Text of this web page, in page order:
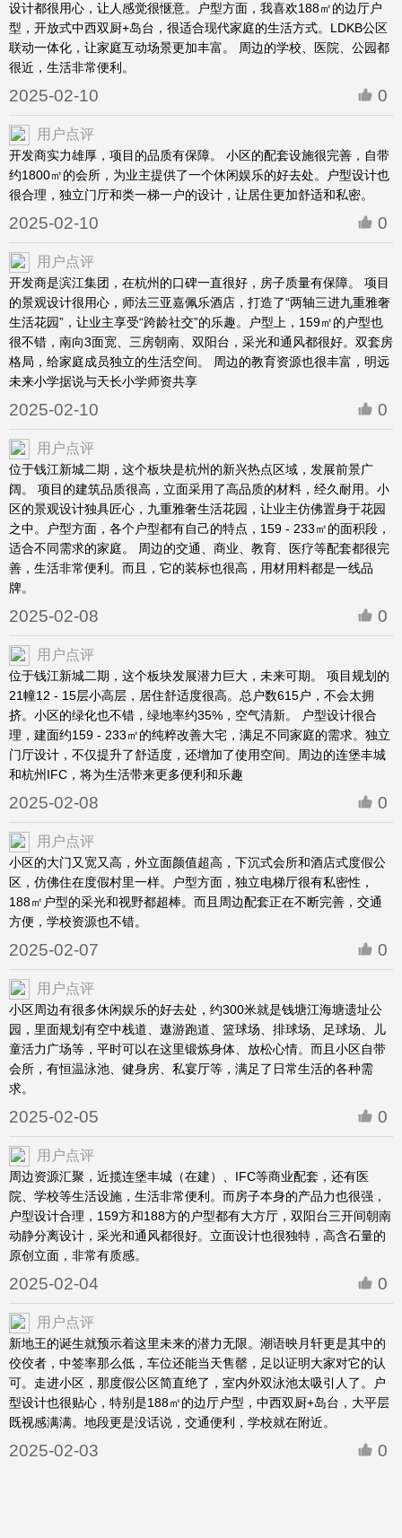
设计都很用心，让人感觉很惬意。户型方面，我喜欢188㎡的边厅户
型，开放式中西双厨+岛台，很适合现代家庭的生活方式。LDKB公区
联动一体化，让家庭互动场景更加丰富。 周边的学校、医院、公园都
很近，生活非常便利。
2025-02-10 0
用户点评
开发商实力雄厚，项目的品质有保障。 小区的配套设施很完善，自带
约1800㎡的会所，为业主提供了一个休闲娱乐的好去处。户型设计也
很合理，独立门厅和类一梯一户的设计，让居住更加舒适和私密。
2025-02-10 0
用户点评
开发商是滨江集团，在杭州的口碑一直很好，房子质量有保障。 项目
的景观设计很用心，师法三亚嘉佩乐酒店，打造了“两轴三进九重雅奢
生活花园”，让业主享受“跨龄社交”的乐趣。户型上，159㎡的户型也
很不错，南向3面宽、三房朝南、双阳台，采光和通风都很好。双套房
格局，给家庭成员独立的生活空间。 周边的教育资源也很丰富，明远
未来小学据说与天长小学师资共享
2025-02-10 0
用户点评
位于钱江新城二期，这个板块是杭州的新兴热点区域，发展前景广
阔。 项目的建筑品质很高，立面采用了高品质的材料，经久耐用。小
区的景观设计独具匠心，九重雅奢生活花园，让业主仿佛置身于花园
之中。户型方面，各个户型都有自己的特点，159 - 233㎡的面积段，
适合不同需求的家庭。 周边的交通、商业、教育、医疗等配套都很完
善，生活非常便利。而且，它的装标也很高，用材用料都是一线品
牌。
2025-02-08 0
用户点评
位于钱江新城二期，这个板块发展潜力巨大，未来可期。 项目规划的
21幢12 - 15层小高层，居住舒适度很高。总户数615户，不会太拥
挤。小区的绿化也不错，绿地率约35%，空气清新。 户型设计很合
理，建面约159 - 233㎡的纯粹改善大宅，满足不同家庭的需求。独立
门厅设计，不仅提升了舒适度，还增加了使用空间。周边的连堡丰城
和杭州IFC，将为生活带来更多便利和乐趣
2025-02-08 0
用户点评
小区的大门又宽又高，外立面颜值超高，下沉式会所和酒店式度假公
区，仿佛住在度假村里一样。户型方面，独立电梯厅很有私密性，
188㎡户型的采光和视野都超棒。而且周边配套正在不断完善，交通
方便，学校资源也不错。
2025-02-07 0
用户点评
小区周边有很多休闲娱乐的好去处，约300米就是钱塘江海塘遗址公
园，里面规划有空中栈道、遨游跑道、篮球场、排球场、足球场、儿
童活力广场等，平时可以在这里锻炼身体、放松心情。而且小区自带
会所，有恒温泳池、健身房、私宴厅等，满足了日常生活的各种需
求。
2025-02-05 0
用户点评
周边资源汇聚，近揽连堡丰城（在建）、IFC等商业配套，还有医
院、学校等生活设施，生活非常便利。而房子本身的产品力也很强，
户型设计合理，159方和188方的户型都有大方厅，双阳台三开间朝南
动静分离设计，采光和通风都很好。立面设计也很独特，高含石量的
原创立面，非常有质感。
2025-02-04 0
用户点评
新地王的诞生就预示着这里未来的潜力无限。潮语映月轩更是其中的
佼佼者，中签率那么低，车位还能当天售罄，足以证明大家对它的认
可。走进小区，那度假公区简直绝了，室内外双泳池太吸引人了。户
型设计也很贴心，特别是188㎡的边厅户型，中西双厨+岛台，大平层
既视感满满。地段更是没话说，交通便利，学校就在附近。
2025-02-03 0